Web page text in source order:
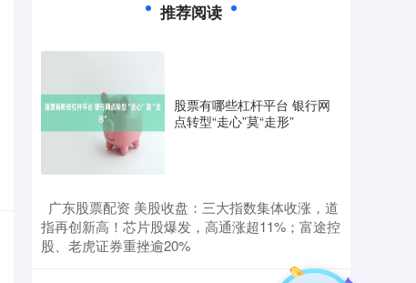
推荐阅读
股票有哪些杠杆平台 银行网
点转型“走心”莫“走形”
​广东股票配资 美股收盘：三大指数集体收涨，道
指再创新高！芯片股爆发，高通涨超11%；富途控
股、老虎证券重挫逾20%